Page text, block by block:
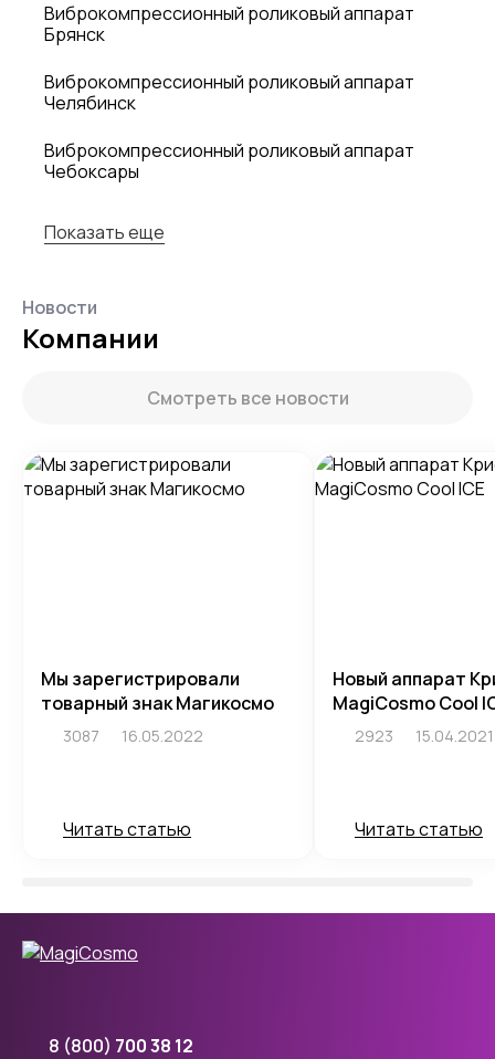
Виброкомпрессионный роликовый аппарат
Брянск
Виброкомпрессионный роликовый аппарат
Челябинск
Виброкомпрессионный роликовый аппарат
Чебоксары
Показать еще
Новости
Компании
Смотреть все новости
Мы зарегистрировали
товарный знак Магикосмо
3087 16.05.2022
Читать статью
Новый аппарат
MagiCosmo Cool
2923 15.04.2021
Читать статью
8 (800) 700 38 12